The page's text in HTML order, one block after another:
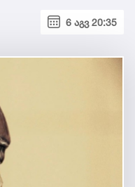
6 აგვ 20:35